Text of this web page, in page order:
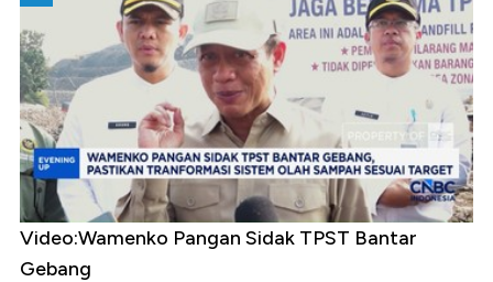
Video:Wamenko Pangan Sidak TPST Bantar
Gebang